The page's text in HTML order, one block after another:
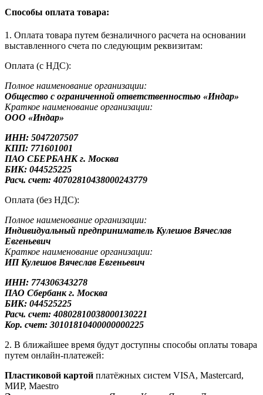
Способы оплата товара:
1. Оплата товара путем безналичного расчета на основании
выставленного счета по следующим реквизитам:
Оплата (с НДС):
Полное наименование организации:
Общество с ограниченной ответственностью «Индар»
Краткое наименование организации:
ООО «Индар»
ИНН: 5047207507
КПП: 771601001
ПАО СБЕРБАНК г. Москва
БИК: 044525225
Расч. счет: 40702810438000243779
Оплата (без НДС):
Полное наименование организации:
Индивидуальный предприниматель Кулешов Вячеслав
Евгеньевич
Краткое наименование организации:
ИП Кулешов Вячеслав Евгеньевич
ИНН: 774306343278
ПАО Сбербанкг. Москва
БИК: 044525225
Расч. счет: 40802810038000130221
Кор. счет: 30101810400000000225
2. В ближайшее время будут доступны способы оплаты товара
путем онлайн-платежей:
Пластиковой картой платёжных систем VISA, Mastercard,
МИР, Maestrо